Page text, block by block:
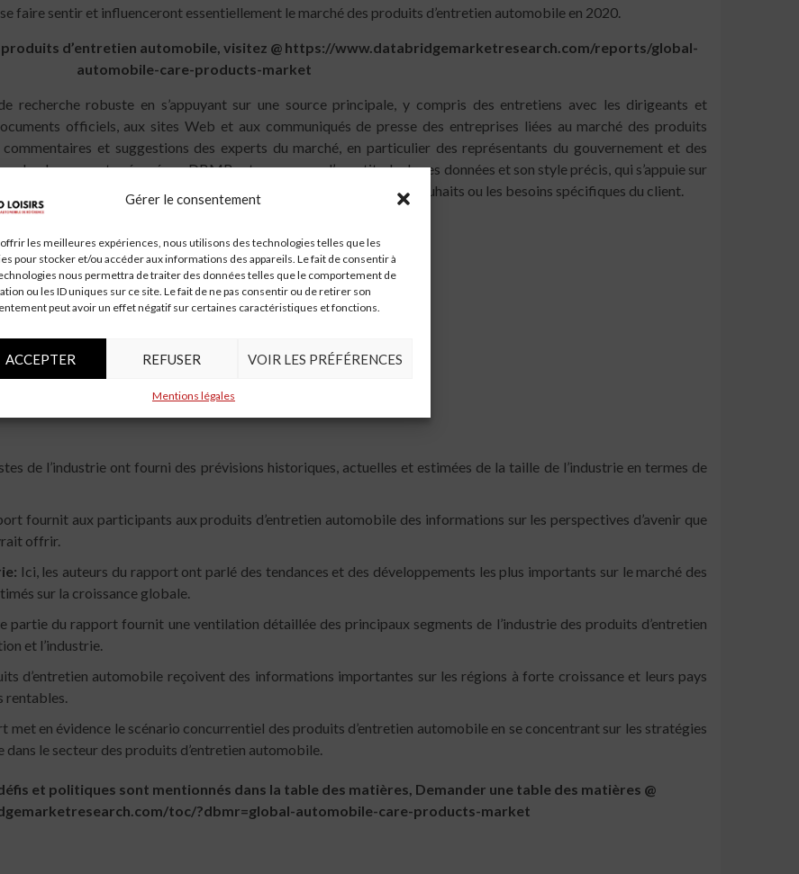
Gérer le consentement
les meilleures expériences, nous utilisons des technologies telles que les
pour stocker et/ou accéder aux informations des appareils. Le fait de consentir à
nous permettra de traiter des données telles que le comportement de
ou les ID uniques sur ce site. Le fait de ne pas consentir ou de retirer son
peut avoir un effet négatif sur certaines caractéristiques et fonctions.
ACCEPTER REFUSER VOIR LES PRÉFÉRENCES
Mentions légales
faire sentir et influenceront essentiellement le marché des produits d’entretien automobile en 2020.
d’entretien automobile, visitez @ https://www.databridgemarketresearch.com/reports/global-
automobile-care-products-market
recherche robuste en s’appuyant sur une source principale, y compris des entretiens avec les dirigeants et
officiels, aux sites Web et aux communiqués de presse des entreprises liées au marché des produits
et suggestions des experts du marché, en particulier des représentants du gouvernement et des
Le rapport préparé par DBMR est connu pour l’exactitude de ses données et son style précis, qui s’appuie sur
De plus, un rapport personnalisé peut être disponible selon les souhaits ou les besoins spécifiques du client.
automobile (personnalisable):
reste de l’UE)
Australie, reste de l’APAC)
latine)
arabes unis, Afrique du Sud, reste de la MEA)
de l’industrie ont fourni des prévisions historiques, actuelles et estimées de la taille de l’industrie en termes de
fournit aux participants aux produits d’entretien automobile des informations sur les perspectives d’avenir que
offrir.
Ici, les auteurs du rapport ont parlé des tendances et des développements les plus importants sur le marché des
sur la croissance globale.
partie du rapport fournit une ventilation détaillée des principaux segments de l’industrie des produits d’entretien
et l’industrie.
d’entretien automobile reçoivent des informations importantes sur les régions à forte croissance et leurs pays
rentables.
met en évidence le scénario concurrentiel des produits d’entretien automobile en se concentrant sur les stratégies
le secteur des produits d’entretien automobile.
et politiques sont mentionnés dans la table des matières, Demander une table des matières @
toc/?dbmr=global-automobile-care-products-market